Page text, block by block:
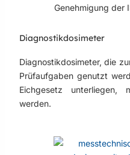
Genehmigung der
Diagnostikdosimeter
Diagnostikdosimeter, die
Prüfaufgaben genutzt
Eichgesetz unterliegen,
werden.